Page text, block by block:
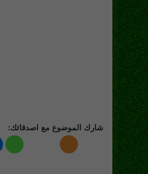
شارك الموضوع مع اصدقائك: